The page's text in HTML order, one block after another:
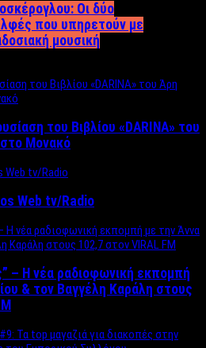
Οι δύο
που υπηρετούν με
μουσική
του Βιβλίου «DARINA» του
Μονακό
Web tv/Radio
– Η νέα ραδιοφωνική εκπομπή
& τον Βαγγέλη Καράλη στους